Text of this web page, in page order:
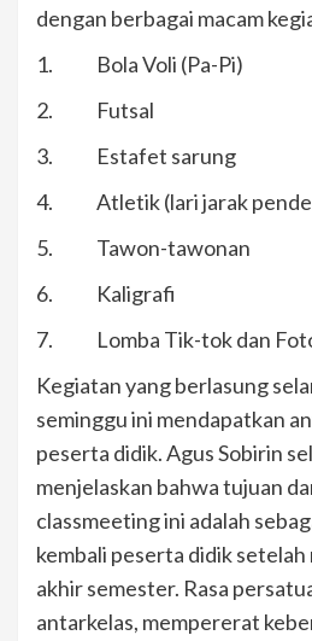
dengan berbagai macam
1. Bola Voli (Pa-Pi)
2. Futsal
3. Estafet sarung
4. Atletik (lari jarak
5. Tawon-tawonan
6. Kaligrafi
7. Lomba Tik-tok dan
Kegiatan yang berlasung
seminggu ini mendapatkan
peserta didik. Agus Sobirin
menjelaskan bahwa tujuan
classmeeting ini adalah
kembali peserta didik setelah
akhir semester. Rasa
antarkelas, mempererat